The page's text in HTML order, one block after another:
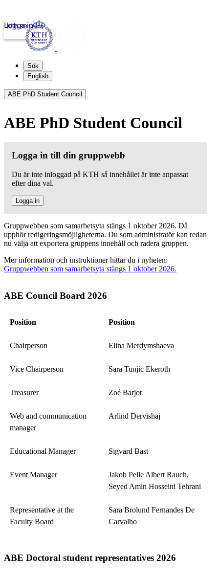
kth.se
Logga in
Sök
English
ABE PhD Student Council
ABE PhD Student Council
Logga in till din gruppwebb
Du är inte inloggad på KTH så innehållet är inte anpassat
efter dina val.
Logga in
Gruppwebben som samarbetsyta stängs 1 oktober 2026. Då
upphör redigeringsmöjligheterna. Du som administratör kan redan
nu välja att exportera gruppens innehåll och radera gruppen.
Mer information och instruktioner hittar du i nyheten:
Gruppwebben som samarbetsyta stängs 1 oktober 2026.
ABE Council Board 2026
Position Position
Chairperson Elina Merdymshaeva
Vice Chairperson Sara Tunjic Ekeroth
Treasurer Zoé Barjot
Web and communication
manager
Arlind Dervishaj
Educational Manager Sigvard Bast
Event Manager
Jakob Pelle Albert Rauch,
Seyed Amin Hosseini Tehrani
Representative at the
Faculty Board
Sara Brolund Fernandes De
Carvalho
ABE Doctoral student representatives 2026